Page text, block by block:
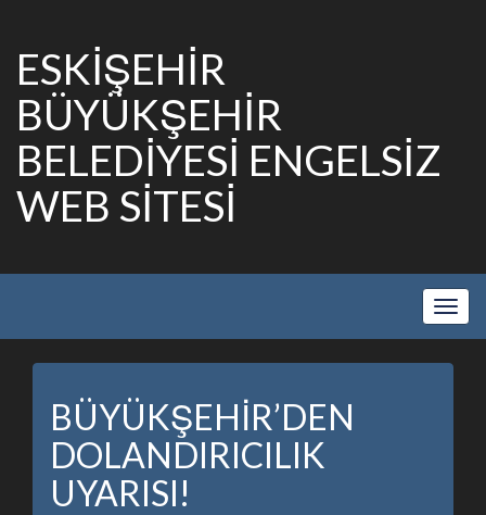
ESKİŞEHİR
BÜYÜKŞEHİR
BELEDİYESİ ENGELSİZ
WEB SİTESİ
Show
BÜYÜKŞEHİR’DEN
DOLANDIRICILIK
UYARISI!